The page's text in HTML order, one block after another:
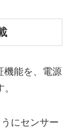
機能を、電源
にセンサー